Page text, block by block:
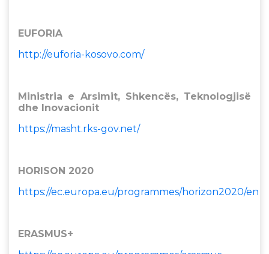
EUFORIA
http://euforia-kosovo.com/
Ministria e Arsimit, Shkencës, Teknologjisë
dhe Inovacionit
https://masht.rks-gov.net/
HORISON 2020
https://ec.europa.eu/programmes/horizon2020/en
ERASMUS+